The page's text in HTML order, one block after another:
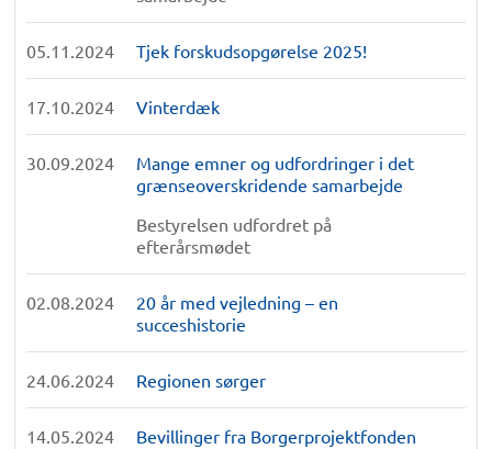
05.11.2024 Tjek forskudsopgørelse 2025!
17.10.2024 Vinterdæk
30.09.2024
Mange emner og udfordringer i det
grænseoverskridende samarbejde
Bestyrelsen udfordret på
efterårsmødet
02.08.2024
20 år med vejledning – en
succeshistorie
24.06.2024 Regionen sørger
14.05.2024
Bevillinger fra Borgerprojektfonden